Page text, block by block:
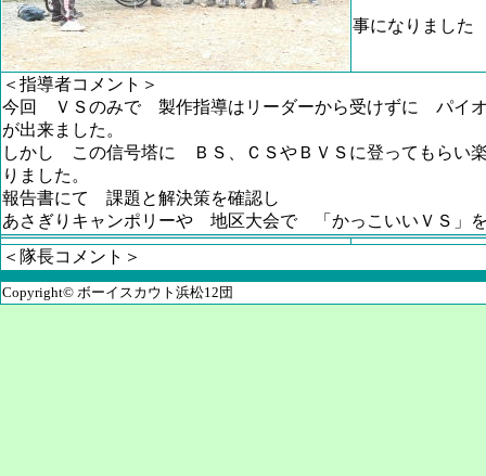
事になりました
＜指導者コメント＞
今回 ＶＳのみで 製作指導はリーダーから受けずに パイ
が出来ました。
しかし この信号塔に ＢＳ、ＣＳやＢＶＳに登ってもら
りました。
報告書にて 課題と解決策を確認し
あさぎりキャンポリーや 地区大会で 「かっこいいＶＳ」
＜隊長コメント＞
Copyright© ボーイスカウト浜松12団